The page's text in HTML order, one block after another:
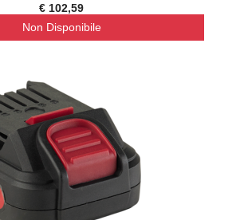
€ 102,59
Non Disponibile